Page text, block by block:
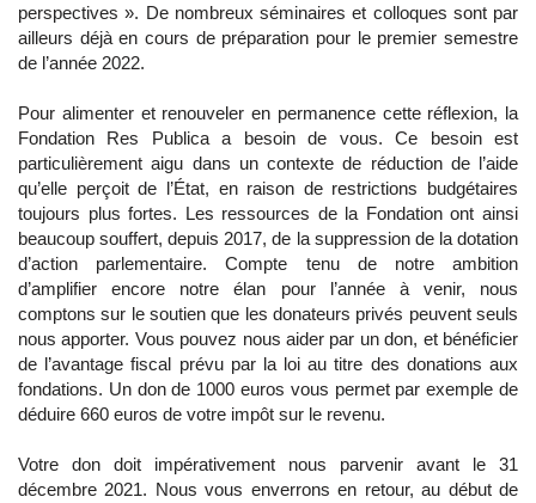
perspectives ». De nombreux séminaires et colloques sont par
ailleurs déjà en cours de préparation pour le premier semestre
de l’année 2022.
Pour alimenter et renouveler en permanence cette réflexion, la
Fondation Res Publica a besoin de vous. Ce besoin est
particulièrement aigu dans un contexte de réduction de l’aide
qu’elle perçoit de l’État, en raison de restrictions budgétaires
toujours plus fortes. Les ressources de la Fondation ont ainsi
beaucoup souffert, depuis 2017, de la suppression de la dotation
d’action parlementaire. Compte tenu de notre ambition
d’amplifier encore notre élan pour l’année à venir, nous
comptons sur le soutien que les donateurs privés peuvent seuls
nous apporter. Vous pouvez nous aider par un don, et bénéficier
de l’avantage fiscal prévu par la loi au titre des donations aux
fondations. Un don de 1000 euros vous permet par exemple de
déduire 660 euros de votre impôt sur le revenu.
Votre don doit impérativement nous parvenir avant le 31
décembre 2021. Nous vous enverrons en retour, au début de